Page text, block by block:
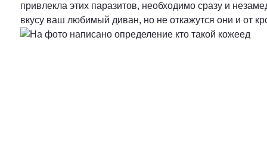
привлекла этих паразитов, необходимо сразу и
вкусу ваш любимый диван, но не откажутся они и от